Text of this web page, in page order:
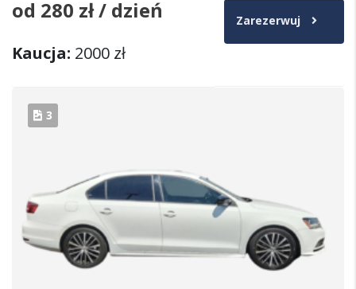
od 280 zł/ dzień Zarezerwuj
Kaucja: 2000 zł
3